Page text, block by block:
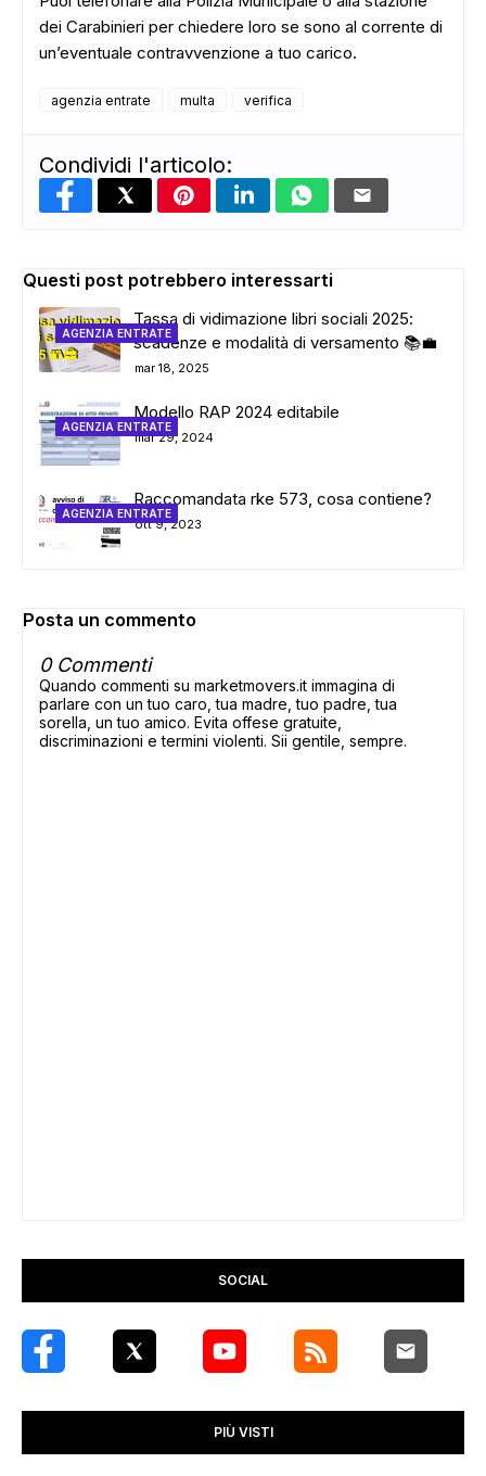
ADS
dei Carabinieri per chiedere loro se sono al corrente di
un’eventuale contravvenzione a tuo carico.
agenzia entrate multa verifica
Condividi l'articolo:
Questi post potrebbero interessarti
AGENZIA ENTRATE
Tassa di vidimazione libri sociali 2025:
scadenze e modalità di versamento 📚💼
mar 18, 2025
AGENZIA ENTRATE
Modello RAP 2024 editabile
mar 29, 2024
AGENZIA ENTRATE
Raccomandata rke 573, cosa contiene?
ott 9, 2023
Posta un commento
0 Commenti
Quando commenti su marketmovers.it immagina di
parlare con un tuo caro, tua madre, tuo padre, tua
sorella, un tuo amico. Evita offese gratuite,
discriminazioni e termini violenti. Sii gentile, sempre.
SOCIAL
PIÙ VISTI